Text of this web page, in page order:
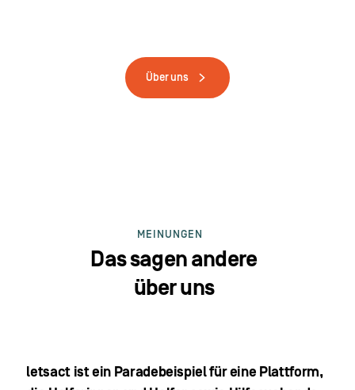
Über uns
MEINUNGEN
Das sagen andere
über uns
letsact ist ein Paradebeispiel für eine Plattform,